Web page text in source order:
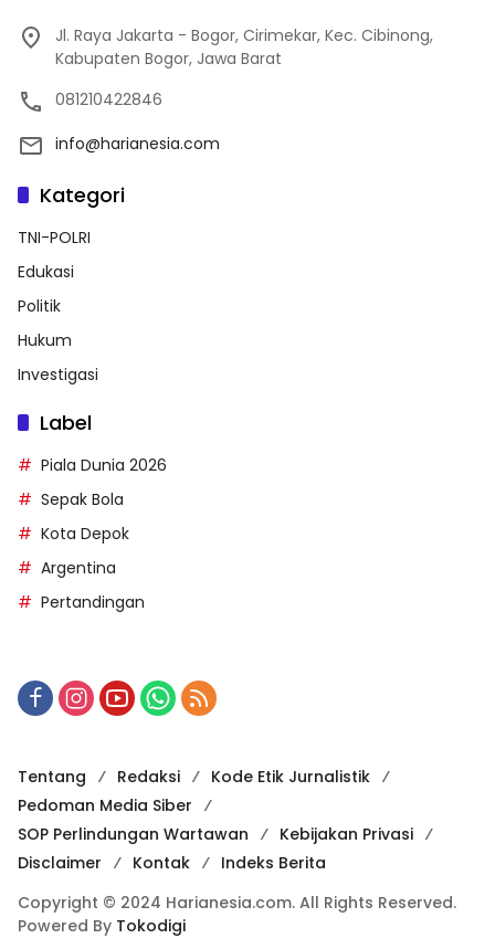
Jl. Raya Jakarta - Bogor, Cirimekar, Kec. Cibinong,
Kabupaten Bogor, Jawa Barat
081210422846
info@harianesia.com
Kategori
TNI-POLRI
Edukasi
Politik
Hukum
Investigasi
Label
Piala Dunia 2026
Sepak Bola
Kota Depok
Argentina
Pertandingan
Tentang Redaksi
Kode Etik Jurnalistik
Pedoman Media Siber
SOP Perlindungan Wartawan
Kebijakan Privasi
Disclaimer
Kontak
Indeks Berita
Copyright © 2024 Harianesia.com. All Rights Reserved.
Powered By Tokodigi